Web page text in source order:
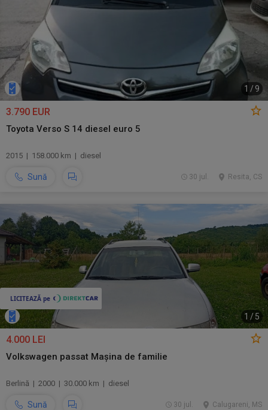
1 / 9
3.790 EUR
Toyota Verso S 14 diesel euro 5
2015 | 158.000 km | diesel
Sună Resita, CS
30 jul.
1 /5
4.000 LEI
Volkswagen passat Mașina de familie
Berlină | 2000 | 30.000 km | diesel
Sună Calugareni, MS
30 jul.